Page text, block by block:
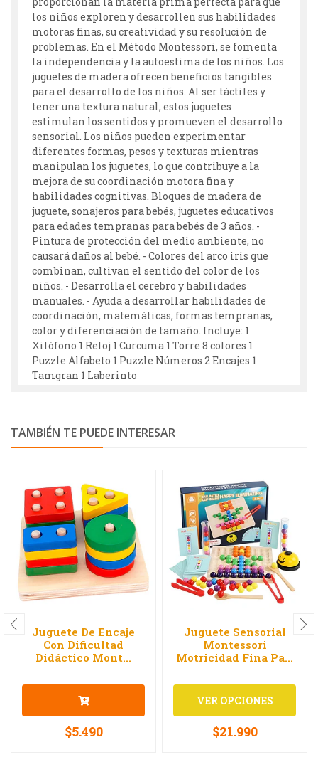
los niños exploren y desarrollen sus habilidades
motoras finas, su creatividad y su resolución de
problemas. En el Método Montessori, se fomenta
la independencia y la autoestima de los niños. Los
juguetes de madera ofrecen beneficios tangibles
para el desarrollo de los niños. Al ser táctiles y
tener una textura natural, estos juguetes
estimulan los sentidos y promueven el desarrollo
sensorial. Los niños pueden experimentar
diferentes formas, pesos y texturas mientras
manipulan los juguetes, lo que contribuye a la
mejora de su coordinación motora fina y
habilidades cognitivas. Bloques de madera de
juguete, sonajeros para bebés, juguetes educativos
para edades tempranas para bebés de 3 años. -
Pintura de protección del medio ambiente, no
causará daños al bebé. - Colores del arco iris que
combinan, cultivan el sentido del color de los
niños. - Desarrolla el cerebro y habilidades
manuales. - Ayuda a desarrollar habilidades de
coordinación, matemáticas, formas tempranas,
color y diferenciación de tamaño. Incluye: 1
Xilófono 1 Reloj 1 Curcuma 1 Torre 8 colores 1
Puzzle Alfabeto 1 Puzzle Números 2 Encajes 1
Tamgran 1 Laberinto
TAMBIÉN TE PUEDE INTERESAR
Juguete De Encaje
Con Dificultad
Didáctico Mont...
$5.490
Juguete Sensorial
Montessori
Motricidad Fina Pa...
VER OPCIONES
$21.990